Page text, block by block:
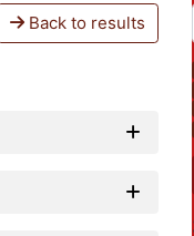
Back to results